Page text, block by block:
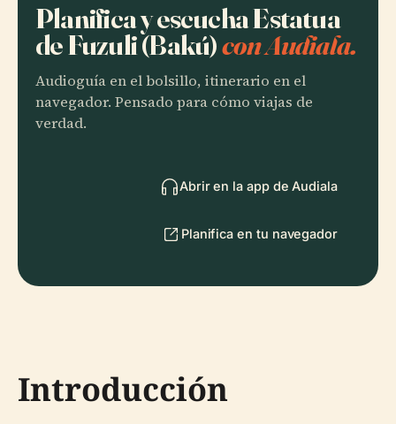
Planifica y escucha Estatua
de Fuzuli (Bakú)con Audiala.
Audioguía en el bolsillo, itinerario en el
navegador. Pensado para cómo viajas de
verdad.
Abrir en la app de Audiala
Planifica en tu navegador
Introducción